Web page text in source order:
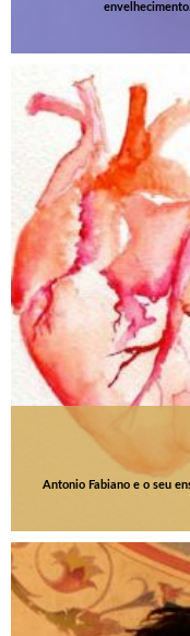
Antonio Fabiano e o seu